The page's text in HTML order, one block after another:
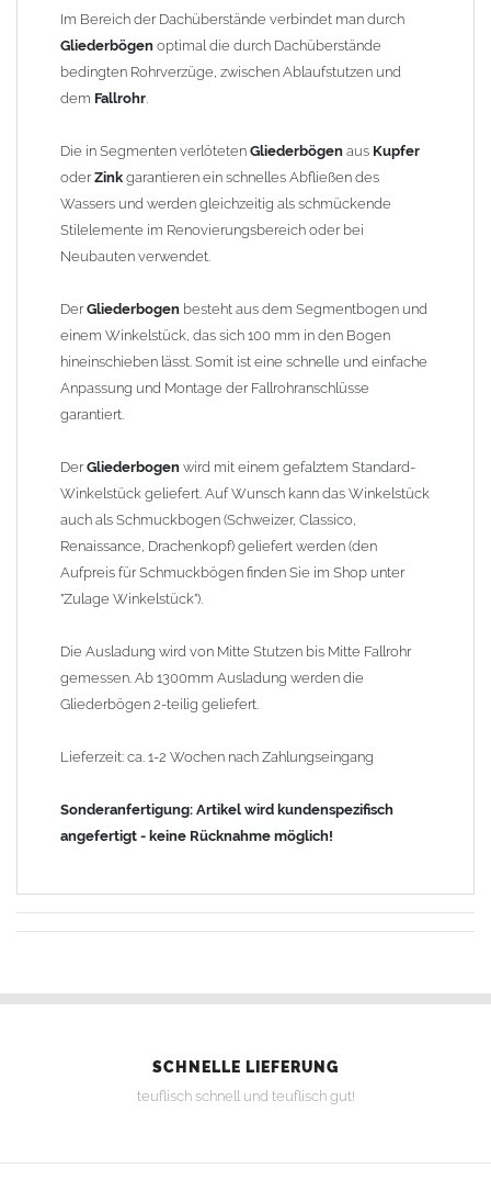
finden Sie im Shop unter "Zulage Winkelstück").
Die Ausladung wird von Mitte Stutzen bis Mitte Fallrohr
gemessen. Ab 1300mm Ausladung werden die Gliederbögen 2-
Lieferzeit: ca. 1-2 Wochen nach Zahlungseingang
Sonderanfertigung: Artikel wird kundenspezifisch angefertigt -
keine Rücknahme möglich!
Im Bereich der Dachüberstände verbindet man durch
Gliederbögen optimal die durch Dachüberstände
bedingten Rohrverzüge, zwischen Ablaufstutzen und
dem Fallrohr.
Die in Segmenten verlöteten Gliederbögen aus Kupfer
oderZink garantieren ein schnelles Abfließen des
Wassers und werden gleichzeitig als schmückende
Stilelemente im Renovierungsbereich oder bei
Neubauten verwendet.
DerGliederbogen besteht aus dem Segmentbogen und
einem Winkelstück, das sich 100 mm in den Bogen
hineinschieben lässt. Somit ist eine schnelle und einfache
Anpassung und Montage der Fallrohranschlüsse
garantiert.
DerGliederbogen wird mit einem gefalztem Standard-
Winkelstück geliefert. Auf Wunsch kann das Winkelstück
auch als Schmuckbogen (Schweizer, Classico,
Renaissance, Drachenkopf) geliefert werden (den
Aufpreis für Schmuckbögen finden Sie im Shop unter
"Zulage Winkelstück").
Die Ausladung wird von Mitte Stutzen bis Mitte Fallrohr
gemessen. Ab 1300mm Ausladung werden die
Gliederbögen 2-teilig geliefert.
Lieferzeit: ca. 1-2 Wochen nach Zahlungseingang
Sonderanfertigung: Artikel wird kundenspezifisch
angefertigt - keine Rücknahme möglich!
SCHNELLE LIEFERUNG
teuflisch schnell und teuflisch gut!